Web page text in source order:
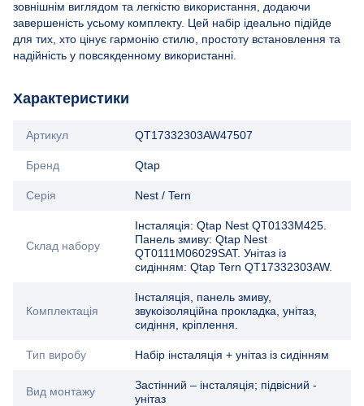
зовнішнім виглядом та легкістю використання, додаючи
завершеність усьому комплекту. Цей набір ідеально підійде
для тих, хто цінує гармонію стилю, простоту встановлення та
надійність у повсякденному використанні.
Характеристики
Артикул QT17332303AW47507
Бренд Qtap
Серія Nest / Tern
Склад набору
Інсталяція: Qtap Nest QT0133M425.
Панель змиву: Qtap Nest
QT0111M06029SAT. Унітаз із
сидінням: Qtap Tern QT17332303AW.
Комплектація
Інсталяція, панель змиву,
звукоізоляційна прокладка, унітаз,
сидіння, кріплення.
Тип виробу Набір інсталяція + унітаз із сидінням
Вид монтажу
Застінний – інсталяція; підвісний -
унітаз